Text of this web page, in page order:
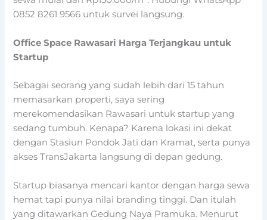
0852 8261 9566 untuk survei langsung.
Office Space Rawasari Harga Terjangkau untuk
Startup
Sebagai seorang yang sudah lebih dari 15 tahun
memasarkan properti, saya sering
merekomendasikan Rawasari untuk startup yang
sedang tumbuh. Kenapa? Karena lokasi ini dekat
dengan Stasiun Pondok Jati dan Kramat, serta punya
akses TransJakarta langsung di depan gedung.
Startup biasanya mencari kantor dengan harga sewa
hemat tapi punya nilai branding tinggi. Dan itulah
yang ditawarkan Gedung Naya Pramuka. Menurut